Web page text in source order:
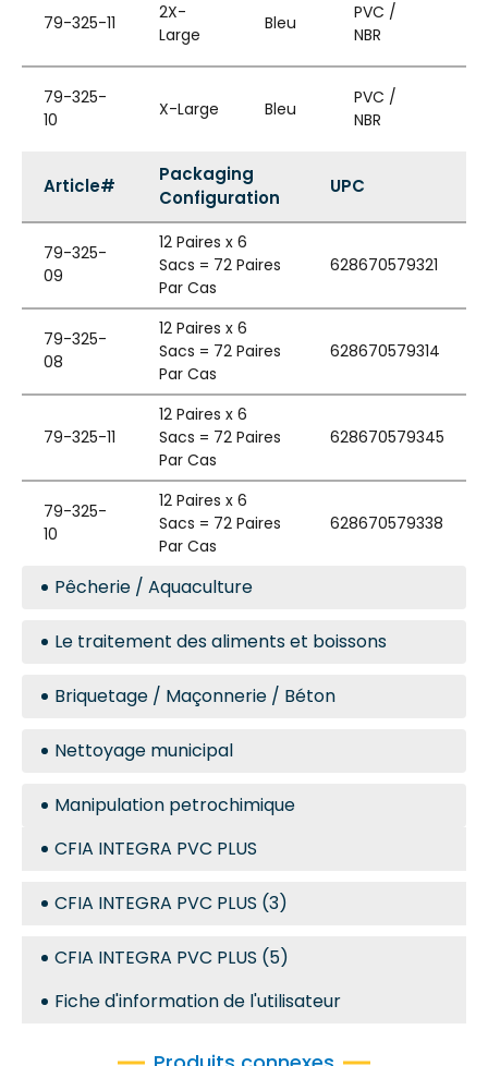
79-325-11
2X-
Large
Bleu
PVC /
NBR
79-325-
10
X-Large Bleu
PVC /
NBR
Article#
Packaging
Configuration
UPC
79-325-
09
12 Paires x 6
Sacs = 72 Paires
Par Cas
628670579321
79-325-
08
12 Paires x 6
Sacs = 72 Paires
Par Cas
628670579314
79-325-11
12 Paires x 6
Sacs = 72 Paires
Par Cas
628670579345
79-325-
10
12 Paires x 6
Sacs = 72 Paires
Par Cas
628670579338
Pêcherie / Aquaculture
Le traitement des aliments et boissons
Briquetage / Maçonnerie / Béton
Nettoyage municipal
Manipulation petrochimique
CFIA INTEGRA PVC PLUS
CFIA INTEGRA PVC PLUS (3)
CFIA INTEGRA PVC PLUS (5)
Fiche d'information de l'utilisateur